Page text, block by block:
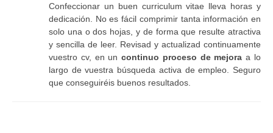
Confeccionar un buen curriculum vitae lleva horas y
dedicación. No es fácil comprimir tanta información en
solo una o dos hojas, y de forma que resulte atractiva
y sencilla de leer. Revisad y actualizad continuamente
vuestro cv, en uncontinuo proceso de mejora a lo
largo de vuestra búsqueda activa de empleo. Seguro
que conseguiréis buenos resultados.